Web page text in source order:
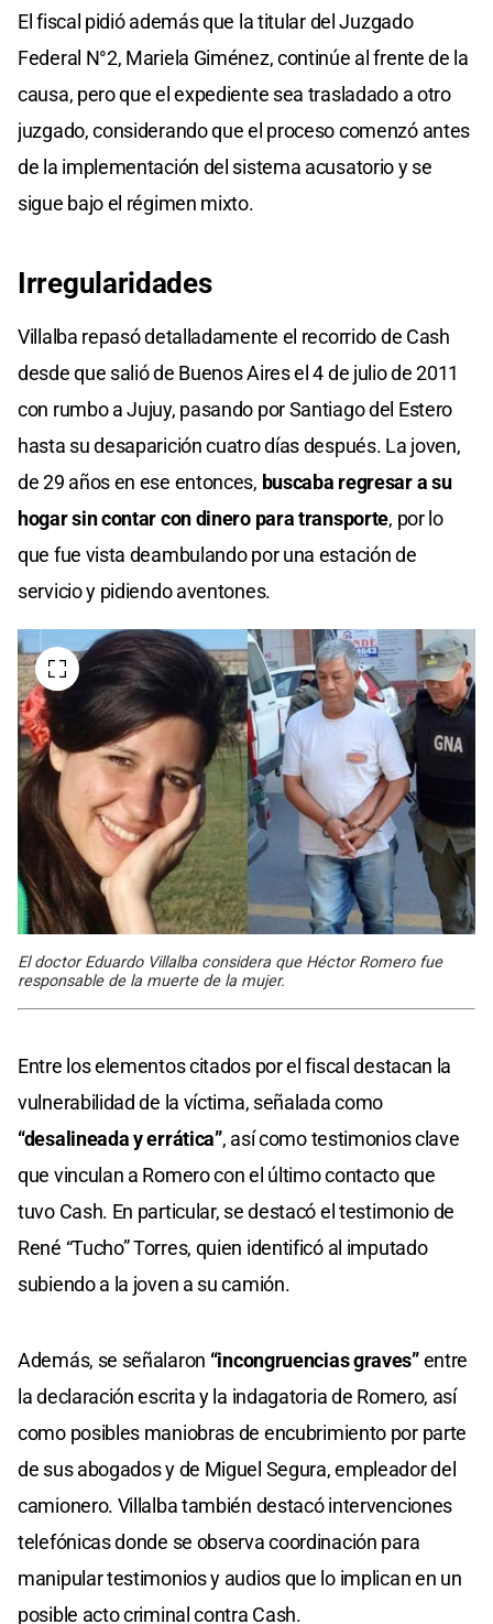
El fiscal pidió además que la titular del Juzgado
Federal N°2, Mariela Giménez, continúe al frente de la
causa, pero que el expediente sea trasladado a otro
juzgado, considerando que el proceso comenzó antes
de la implementación del sistema acusatorio y se
sigue bajo el régimen mixto.
Irregularidades
Villalba repasó detalladamente el recorrido de Cash
desde que salió de Buenos Aires el 4 de julio de 2011
con rumbo a Jujuy, pasando por Santiago del Estero
hasta su desaparición cuatro días después. La joven,
de 29 años en ese entonces, buscaba regresar a su
hogar sin contar con dinero para transporte, por lo
que fue vista deambulando por una estación de
servicio y pidiendo aventones.
El doctor Eduardo Villalba considera que Héctor Romero fue
responsable de la muerte de la mujer.
Entre los elementos citados por el fiscal destacan la
vulnerabilidad de la víctima, señalada como
“desalineada y errática”, así como testimonios clave
que vinculan a Romero con el último contacto que
tuvo Cash. En particular, se destacó el testimonio de
René “Tucho” Torres, quien identificó al imputado
subiendo a la joven a su camión.
Además, se señalaron “incongruencias graves”entre
la declaración escrita y la indagatoria de Romero, así
como posibles maniobras de encubrimiento por parte
de sus abogados y de Miguel Segura, empleador del
camionero. Villalba también destacó intervenciones
telefónicas donde se observa coordinación para
manipular testimonios y audios que lo implican en un
posible acto criminal contra Cash.